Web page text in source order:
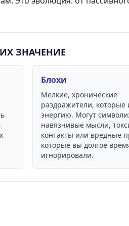
ЗНАЧЕНИЕ
Блохи
Мелкие, хронические
раздражители,
энергию. Могут
навязчивые мысли,
контакты или вредные
которые вы долгое
игнорировали.